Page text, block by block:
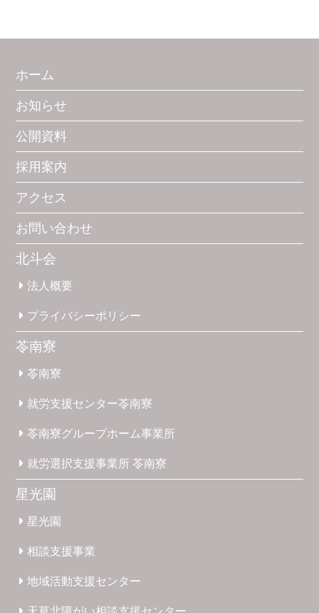
ホーム
お知らせ
公開資料
採用案内
アクセス
お問い合わせ
北斗会
法人概要
プライバシーポリシー
苓南寮
苓南寮
就労支援センター苓南寮
苓南寮グループホーム事業所
就労選択支援事業所苓南寮
星光園
星光園
相談支援事業
地域活動支援センター